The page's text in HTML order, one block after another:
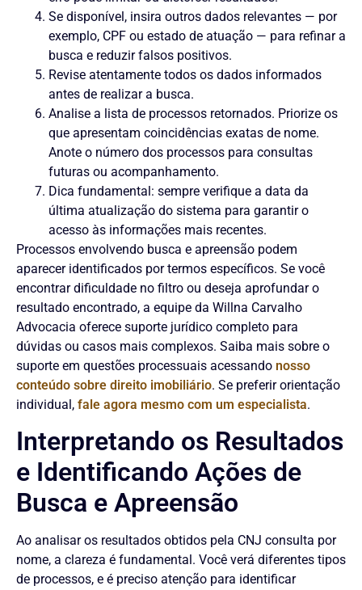
Se disponível, insira outros dados relevantes — por
exemplo, CPF ou estado de atuação — para refinar a
busca e reduzir falsos positivos.
Revise atentamente todos os dados informados
antes de realizar a busca.
Analise a lista de processos retornados. Priorize os
que apresentam coincidências exatas de nome.
Anote o número dos processos para consultas
futuras ou acompanhamento.
Dica fundamental: sempre verifique a data da
última atualização do sistema para garantir o
acesso às informações mais recentes.
Processos envolvendo busca e apreensão podem
aparecer identificados por termos específicos. Se você
encontrar dificuldade no filtro ou deseja aprofundar o
resultado encontrado, a equipe da Willna Carvalho
Advocacia oferece suporte jurídico completo para
dúvidas ou casos mais complexos. Saiba mais sobre o
suporte em questões processuais acessando nosso
conteúdo sobre direito imobiliário. Se preferir orientação
individual, fale agora mesmo com um especialista.
Interpretando os Resultados
e Identificando Ações de
Busca e Apreensão
Ao analisar os resultados obtidos pela CNJ consulta por
nome, a clareza é fundamental. Você verá diferentes tipos
de processos, e é preciso atenção para identificar